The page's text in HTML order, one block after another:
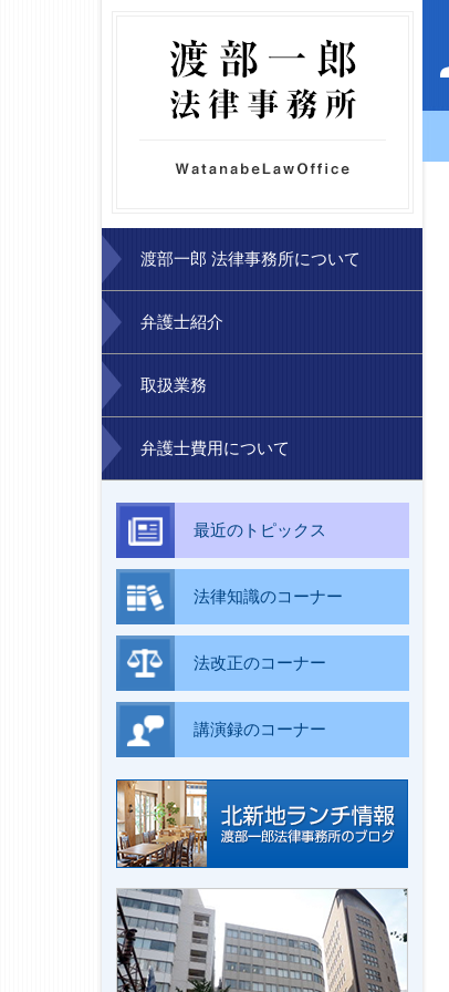
渡部一郎 法律事務所について
弁護士紹介
取扱業務
弁護士費用について
最近のトピックス
法律知識のコーナー
法改正のコーナー
講演録のコーナー